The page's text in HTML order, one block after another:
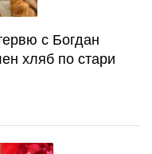
с Богдан
хляб по стари